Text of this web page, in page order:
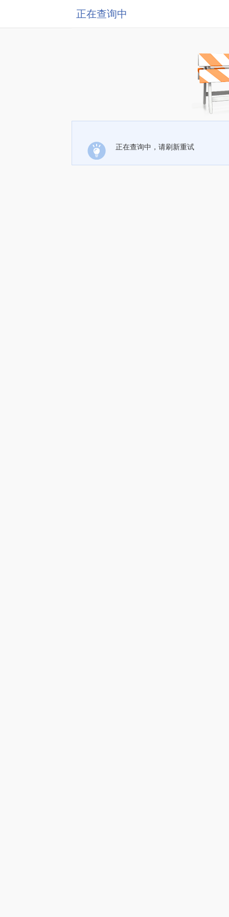
正在查询中
正在查询中，请刷新重试